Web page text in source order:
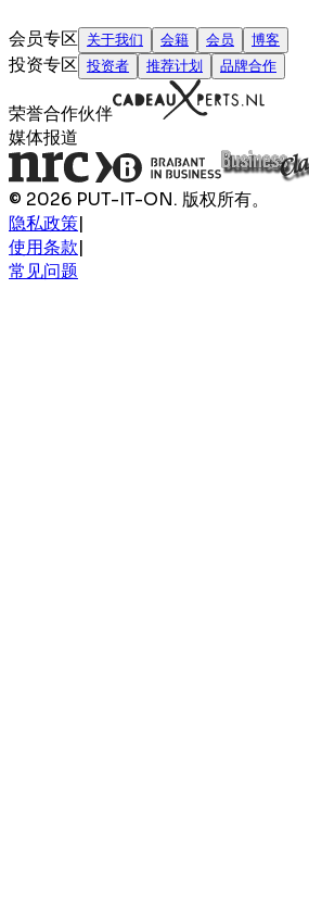
会员专区 关于我们 会籍 会员 博客
投资专区 投资者 推荐计划 品牌合作
荣誉合作伙伴
媒体报道
© 2026 PUT-IT-ON. 版权所有。
隐私政策|
使用条款|
常见问题